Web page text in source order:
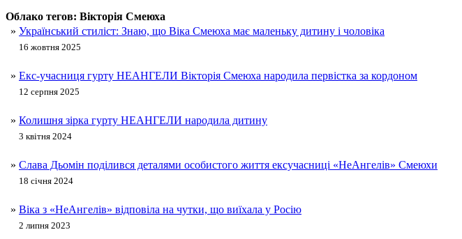
Облако тегов: Вікторія Смеюха
» Український стиліст: Знаю, що Віка Смеюха має маленьку дитину і чоловіка
16 жовтня 2025
» Екс-учасниця гурту НЕАНГЕЛИ Вікторія Смеюха народила первістка за кордоном
12 серпня 2025
» Колишня зірка гурту НЕАНГЕЛИ народила дитину
3 квітня 2024
» Слава Дьомін поділився деталями особистого життя ексучасниці «НеАнгелів» Смеюхи
18 січня 2024
» Віка з «НеАнгелів» відповіла на чутки, що виїхала у Росію
2 липня 2023